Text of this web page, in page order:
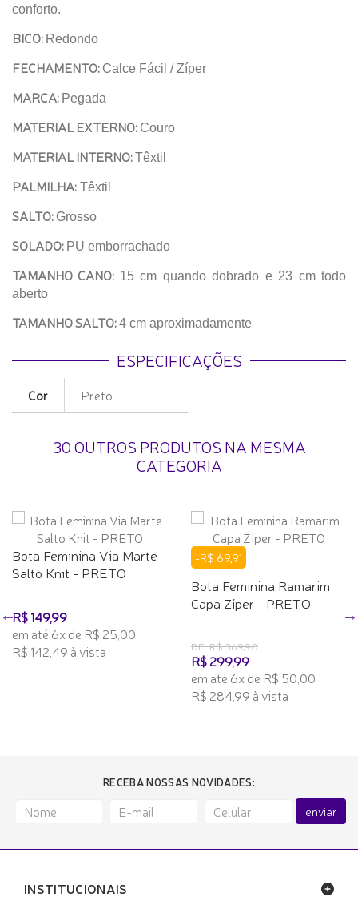
conforto.
BICO: Redondo
FECHAMENTO: Calce Fácil / Zíper
MARCA: Pegada
MATERIAL EXTERNO: Couro
MATERIAL INTERNO:Têxtil
PALMILHA: Têxtil
SALTO: Grosso
SOLADO: PU emborrachado
TAMANHO CANO: 15 cm quando dobrado e 23 cm todo
aberto
TAMANHO SALTO:4 cm aproximadamente
ESPECIFICAÇÕES
Cor Preto
30 OUTROS PRODUTOS NA MESMA
CATEGORIA
Bota Feminina Via Marte
Salto Knit - PRETO
R$ 149,99
em até 6x de R$ 25,00
R$ 142,49 à vista
-R$ 69,91
Bota Feminina Ramarim
Capa Zíper - PRETO
DE: R$ 369,90
R$ 299,99
em até 6x de R$ 50,00
R$ 284,99 à vista
RECEBA NOSSAS NOVIDADES:
enviar
INSTITUCIONAIS